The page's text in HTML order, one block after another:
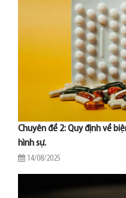
Chuyên đề 2: Quy định về
hình sự.
14/08/2025